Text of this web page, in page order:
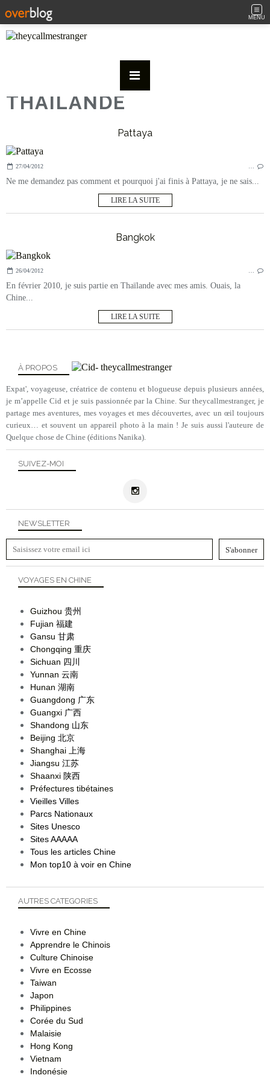
MENU
THAILANDE
Pattaya
27/04/2012 …
Ne me demandez pas comment et pourquoi j'ai finis à Pattaya, je ne sais...
LIRE LA SUITE
Bangkok
26/04/2012 …
En février 2010, je suis partie en Thaïlande avec mes amis. Ouais, la
Chine...
LIRE LA SUITE
NEWSLETTER
SUIVEZ-MOI
À PROPOS
Expat', voyageuse, créatrice de contenu et blogueuse depuis plusieurs années,
je m’appelle Cid et je suis passionnée par la Chine. Sur theycallmestranger, je
partage mes aventures, mes voyages et mes découvertes, avec un œil toujours
curieux… et souvent un appareil photo à la main ! Je suis aussi l'auteure de
Quelque chose de Chine (éditions Nanika).
VOYAGES EN CHINE
Guizhou 贵州
Fujian 福建
Gansu 甘肃
Chongqing 重庆
Sichuan 四川
Yunnan 云南
Hunan 湖南
Guangdong 广东
Guangxi 广西
Shandong 山东
Beijing 北京
Shanghai 上海
Jiangsu 江苏
Shaanxi 陕西
Préfectures tibétaines
Vieilles Villes
Parcs Nationaux
Sites Unesco
Sites AAAAA
Tous les articles Chine
Mon top10 à voir en Chine
AUTRES CATEGORIES
Vivre en Chine
Apprendre le Chinois
Culture Chinoise
Vivre en Ecosse
Taiwan
Japon
Philippines
Corée du Sud
Malaisie
Hong Kong
Vietnam
Indonésie